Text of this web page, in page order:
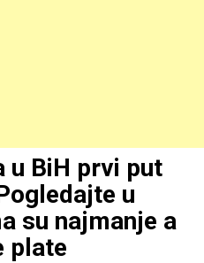
u BiH prvi put
u
su najmanje a
plate